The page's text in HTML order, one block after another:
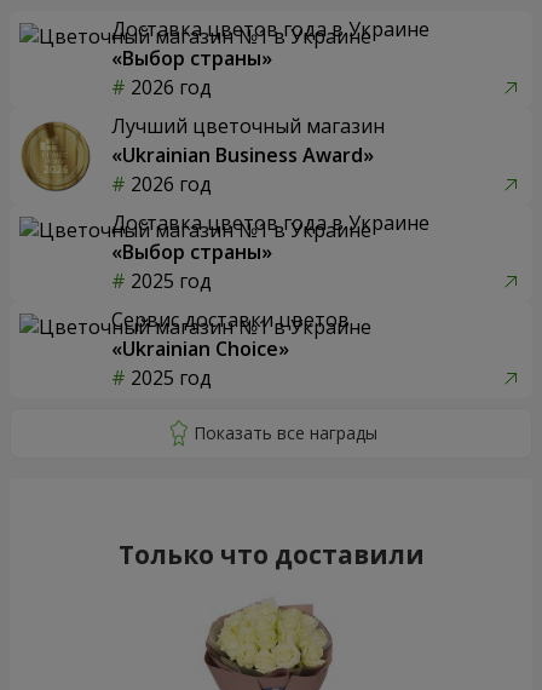
Доставка цветов года в Украине
«Выбор страны»
2026 год
Лучший цветочный магазин
«Ukrainian Business Award»
2026 год
Доставка цветов года в Украине
«Выбор страны»
2025 год
Сервис доставки цветов
«Ukrainian Choice»
2025 год
Только что доставили